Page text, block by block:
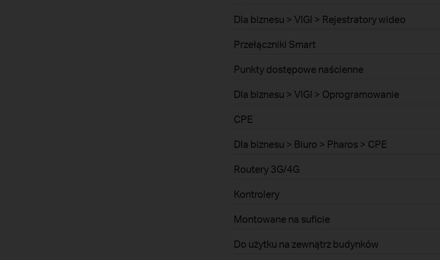
Dla biznesu > VIGI > Rejestratory wideo
Przełączniki Smart
Punkty dostępowe naścienne
Dla biznesu > VIGI > Oprogramowanie
CPE
Dla biznesu > Biuro > Pharos > CPE
Routery 3G/4G
Kontrolery
Montowane na suficie
Do użytku na zewnątrz budynków